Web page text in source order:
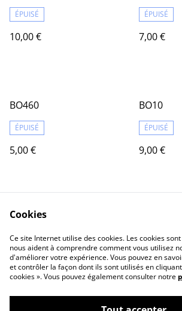
ÉPUISÉ
10,00 €
ÉPUISÉ
7,00 €
BO460
ÉPUISÉ
5,00 €
BO10
ÉPUISÉ
9,00 €
Contact Us
Privacy Policy
Cookies
Ce site Internet utilise des cookies. Les cookies
nous aident à comprendre comment vous utilisez
d'améliorer votre expérience. Vous pouvez en
et contrôler la façon dont ils sont utilisés en
cookies ». Vous pouvez également consulter notre